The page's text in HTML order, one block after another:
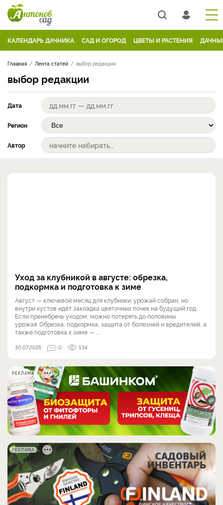
КАЛЕНДАРЬ ДАЧНИКА САД И ОГОРОД ЦВЕТЫ И РАСТЕНИЯ
Главная Лента статей выбор редакции
выбор редакции
Дата
Регион
Автор
Уход за клубникой в августе: обрезка,
подкормка и подготовка к зиме
Август — ключевой месяц для клубники: урожай собран, но
внутри кустов идёт закладка цветочных почек на будущий год.
Если пренебречь уходом, можно потерять до половины
урожая. Обрезка, подкормка, защита от болезней и вредителей, а
также подготовка к зиме — ...
30.07.2026 0 534
РЕКЛАМА
РЕКЛАМА